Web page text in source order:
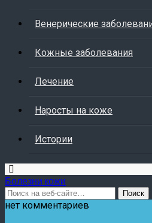
Венерические
Кожные заболевания
Лечение
Наросты на коже
Истории
Болезни кожи
нет комментариев